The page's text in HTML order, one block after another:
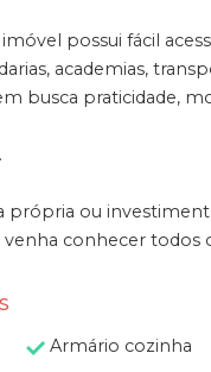
possui fácil
academias,
busca praticidade,
própria ou
venha conhecer todos
Armário cozinha